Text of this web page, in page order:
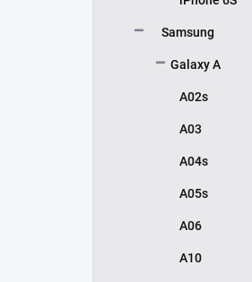
Samsung
Galaxy A
A02s
A03
A04s
A05s
A06
A10